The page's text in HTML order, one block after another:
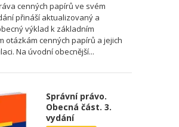
cenných papírů ve svém
přináší aktualizovaný a
výklad k základním
otázkám cenných papírů a jejich
Na úvodní obecnější...
Správní právo.
Obecná část. 3.
vydání